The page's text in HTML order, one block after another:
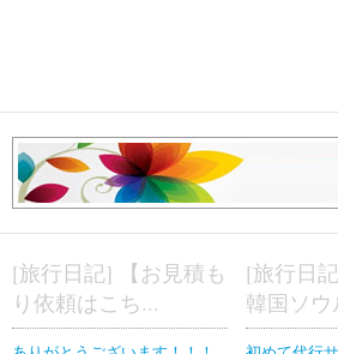
[旅行日記] 【お見積も
り依頼はこち...
[旅行日
韓国ソウ